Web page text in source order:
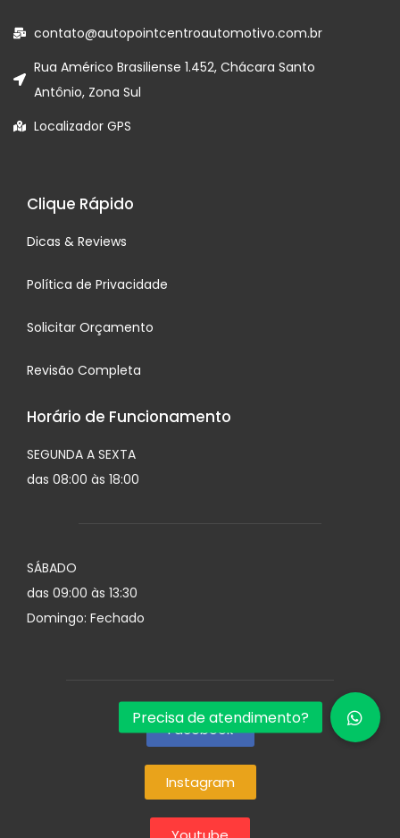
contato@autopointcentroautomotivo.com.br
Rua Américo Brasiliense 1.452, Chácara Santo
Antônio, Zona Sul
Localizador GPS
Clique Rápido
Dicas & Reviews
Política de Privacidade
Solicitar Orçamento
Revisão Completa
Horário de Funcionamento
SEGUNDA A SEXTA
das 08:00 às 18:00
SÁBADO
das 09:00 às 13:30
Domingo: Fechado
Facebook
Instagram